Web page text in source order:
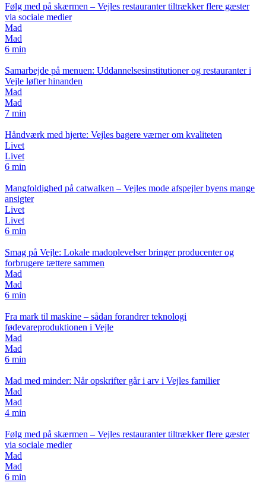
Følg med på skærmen – Vejles restauranter tiltrækker flere gæster
via sociale medier
Mad
Mad
6 min
Samarbejde på menuen: Uddannelsesinstitutioner og restauranter i
Vejle løfter hinanden
Mad
Mad
7 min
Håndværk med hjerte: Vejles bagere værner om kvaliteten
Livet
Livet
6 min
Mangfoldighed på catwalken – Vejles mode afspejler byens mange
ansigter
Livet
Livet
6 min
Smag på Vejle: Lokale madoplevelser bringer producenter og
forbrugere tættere sammen
Mad
Mad
6 min
Fra mark til maskine – sådan forandrer teknologi
fødevareproduktionen i Vejle
Mad
Mad
6 min
Mad med minder: Når opskrifter går i arv i Vejles familier
Mad
Mad
4 min
Følg med på skærmen – Vejles restauranter tiltrækker flere gæster
via sociale medier
Mad
Mad
6 min